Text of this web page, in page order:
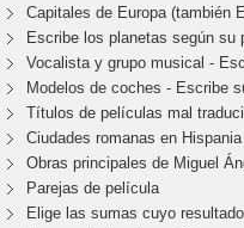
Capitales de Europa (también
Escribe los planetas según su
Vocalista y grupo musical -
Modelos de coches - Escribe
Títulos de películas mal
Ciudades romanas en Hispania
Obras principales de Miguel
Parejas de película
Elige las sumas cuyo